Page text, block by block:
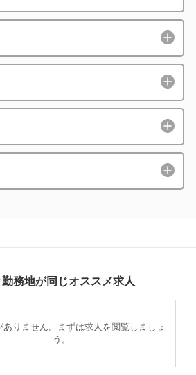
務地が同じオススメ求人
ありません。まずは求人を閲覧しましょ
う。